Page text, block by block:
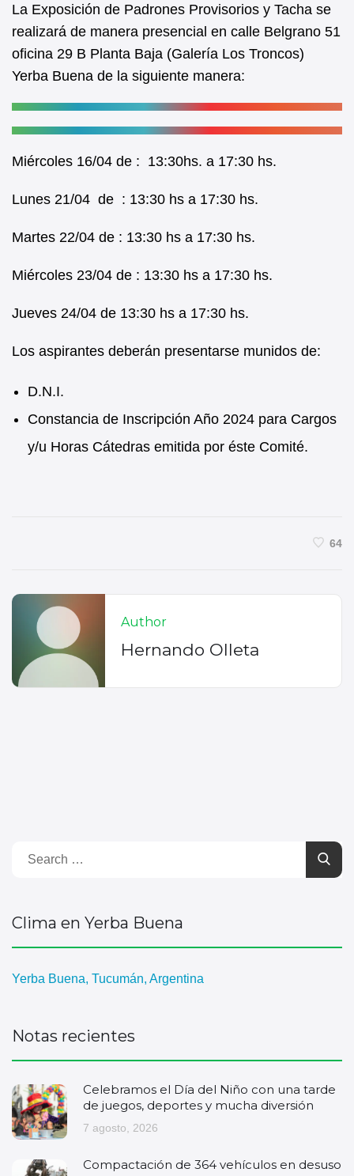
La Exposición de Padrones Provisorios y Tacha se
realizará de manera presencial en calle Belgrano 51
oficina 29 B Planta Baja (Galería Los Troncos)
Yerba Buena de la siguiente manera:
Miércoles 16/04 de : 13:30hs. a 17:30 hs.
Lunes 21/04 de : 13:30 hs a 17:30 hs.
Martes 22/04 de : 13:30 hs a 17:30 hs.
Miércoles 23/04 de : 13:30 hs a 17:30 hs.
Jueves 24/04 de 13:30 hs a 17:30 hs.
Los aspirantes deberán presentarse munidos de:
D.N.I.
Constancia de Inscripción Año 2024 para Cargos
y/u Horas Cátedras emitida por éste Comité.
64
Author
Hernando Olleta
Clima en Yerba Buena
Yerba Buena, Tucumán, Argentina
Notas recientes
Celebramos el Día del Niño con una tarde
de juegos, deportes y mucha diversión
7 agosto, 2026
Compactación de 364 vehículos en desuso